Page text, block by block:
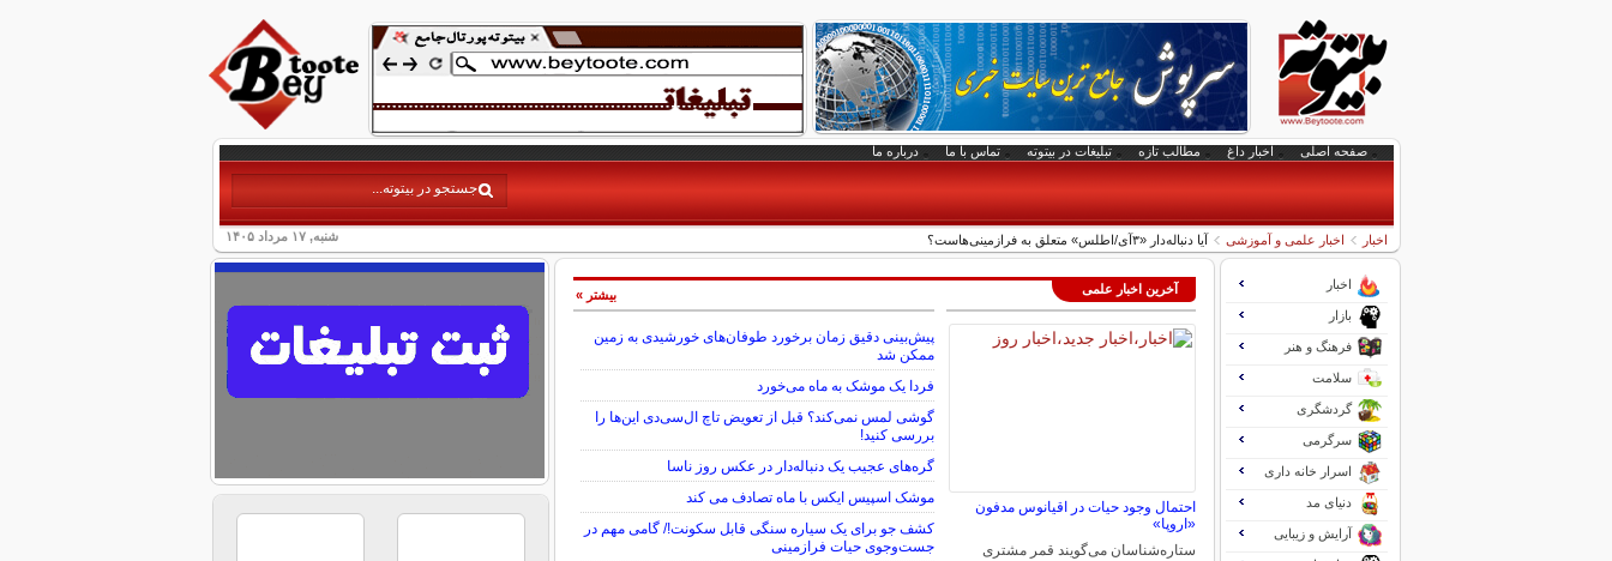
صفحه اصلی اخبار داغ مطالب تازه تبلیغات در بیتوته تماس با ما درباره ما
شنبه, ۱۷ مرداد ۱۴۰۵ اخبار اخبار علمی و آموزشی آیا دنباله‌دار «۳آی/اطلس» متعلق به فرازمینی‌هاست؟
آخرین اخبار علمی
احتمال وجود حیات در اقیانوس مدفون
«اروپا»
ستاره‌شناسان می‌گویند قمر مشتری
پیش‌بینی دقیق زمان برخورد طوفان‌های خورشیدی به زمین
ممکن شد
فردا یک موشک به ماه می‌خورد
گوشی لمس نمی‌کند؟ قبل از تعویض تاچ ال‌سی‌دی این‌ها را
بررسی کنید!
گره‌های عجیب یک دنباله‌دار در عکس روز ناسا
موشک اسپیس ایکس با ماه تصادف می کند
کشف جو برای یک سیاره سنگی قابل سکونت!/ گامی مهم در
جست‌وجوی حیات فرازمینی
بیشتر »
اخبار
بازار
فرهنگ و هنر
سلامت
گردشگری
سرگرمی
اسرار خانه داری
دنیای مد
آرایش و زیبایی